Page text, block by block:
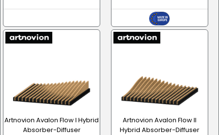
Artnovion Avalon Flow I Hybrid
Absorber-Diffuser
Artnovion Avalon Flow II
Hybrid Absorber-Diffuser